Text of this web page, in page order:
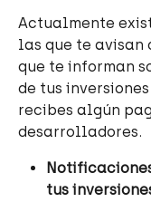
Actualmente
las que te avisan
que te informan
de tus
recibes algún
desarrolladores.
tus